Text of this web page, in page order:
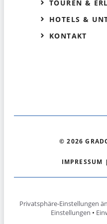
TOUREN &
HOTELS &
KONTAKT
© 2026
IMPRESSUM |
Privatsphäre-Einstellungen
Einstellungen •